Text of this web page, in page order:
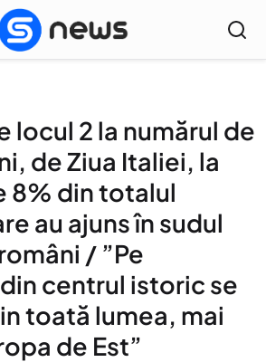
locul 2 la numărul de
de Ziua Italiei, la
8% din totalul
au ajuns în sudul
/ ”Pe
centrul istoric se
toată lumea, mai
de Est”